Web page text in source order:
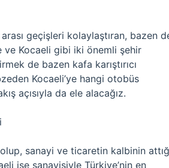
geçişleri kolaylaştıran, bazen
ve Kocaeli gibi iki önemli şehir
de bazen kafa karıştırıcı
Kocaeli’ye hangi otobüs
açısıyla da ele alacağız.
sanayi ve ticaretin kalbinin
ise sanayisiyle Türkiye’nin en